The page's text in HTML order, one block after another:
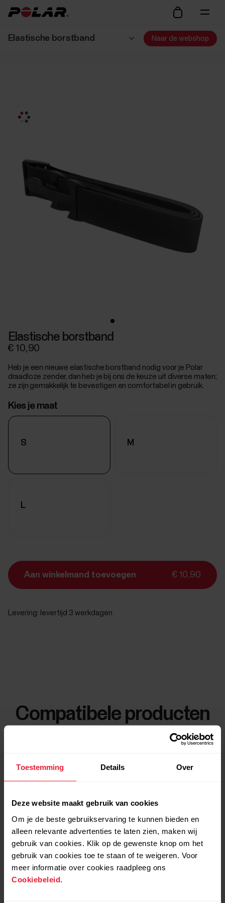
Toestemming Details Over
Deze website maakt gebruik van cookies
Om je de beste gebruikservaring te kunnen bieden en
alleen relevante advertenties te laten zien, maken wij
gebruik van cookies. Klik op de gewenste knop om het
gebruik van cookies toe te staan of te weigeren. Voor
meer informatie over cookies raadpleeg ons
Cookiebeleid
Elastische borstband Naar de webshop
Elastische borstband
€ 10,90
Heb je een nieuwe elastische borstband nodig voor je Polar
draadloze zender, dan heb je bij ons de keuze uit diverse maten;
ze zijn gemakkelijk te bevestigen en comfortabel in gebruik.
Kies je maat
S M
L
Aan winkelmand toevoegen € 10,90
Levering: levertijd 3 werkdagen
Compatibele producten